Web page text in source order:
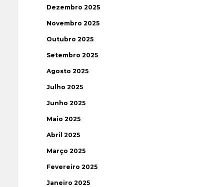
Dezembro 2025
Novembro 2025
Outubro 2025
Setembro 2025
Agosto 2025
Julho 2025
Junho 2025
Maio 2025
Abril 2025
Março 2025
Fevereiro 2025
Janeiro 2025